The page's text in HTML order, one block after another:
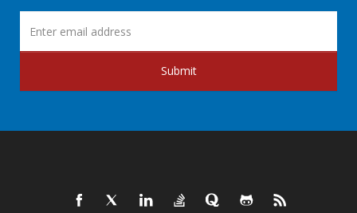
Submit